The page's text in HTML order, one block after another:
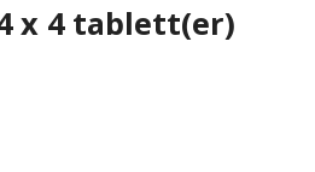
x 4 tablett(er)